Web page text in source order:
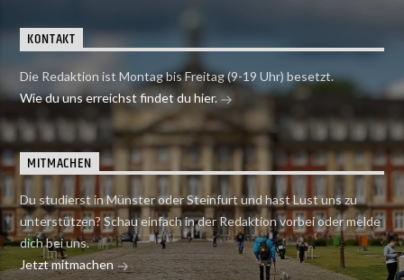
KONTAKT
Die Redaktion ist Montag bis Freitag (9-19 Uhr) besetzt.
Wie du uns erreichst findet du hier.
MITMACHEN
Du studierst in Münster oder Steinfurt und hast Lust uns zu
unterstützen? Schau einfach in der Redaktion vorbei oder melde
dich bei uns.
Jetzt mitmachen